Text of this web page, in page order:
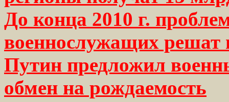
До конца 2010 г.
военнослужащих решат
Путин предложил
обмен на рождаемость